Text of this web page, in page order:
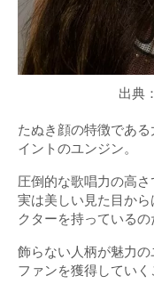
出典：
たぬき顔の特徴であ
イントのユンジン。
圧倒的な歌唱力の高さ
実は美しい見た目か
クターを持っている
飾らない人柄が魅力
ファンを獲得していく